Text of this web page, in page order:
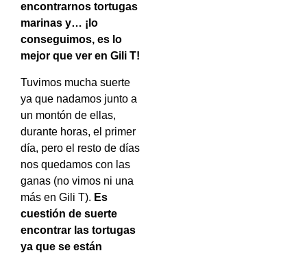
encontrarnos tortugas
marinas y… ¡lo
conseguimos, es lo
mejor que ver en Gili T!
Tuvimos mucha suerte
ya que nadamos junto a
un montón de ellas,
durante horas, el primer
día, pero el resto de días
nos quedamos con las
ganas (no vimos ni una
más en Gili T). Es
cuestión de suerte
encontrar las tortugas
ya que se están